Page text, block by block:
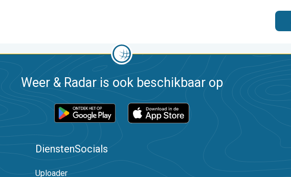
Weer & Radar is ook beschikbaar op
Diensten
Uploader
Socials